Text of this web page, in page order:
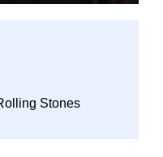
Stones